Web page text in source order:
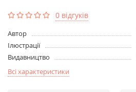
0 відгуків
Aвтор
Ілюстрації
Видавництво
Всі характеристики